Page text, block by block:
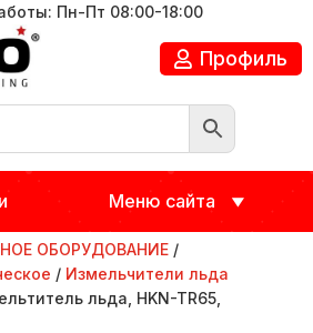
Пн-Пт 08:00-18:00
Профиль
Меню сайта
ОБОРУДОВАНИЕ/
/ Измельчители льда
льда, HKN-TR65,